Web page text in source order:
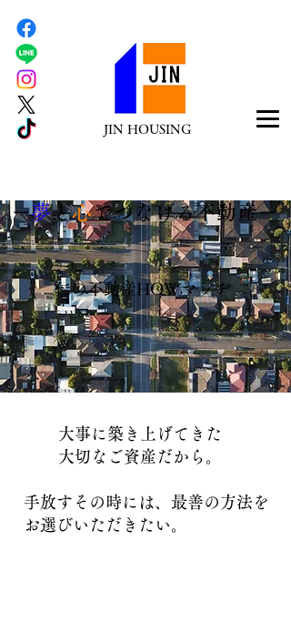
JIN HOUSING
​ー夢と心でつなげる不動産ー
​仁の不動産HOWマッチ
​大事に築き上げてきた
大切なご資産だから。
​手放すその時には、最善の方法を
お選びいただきたい。